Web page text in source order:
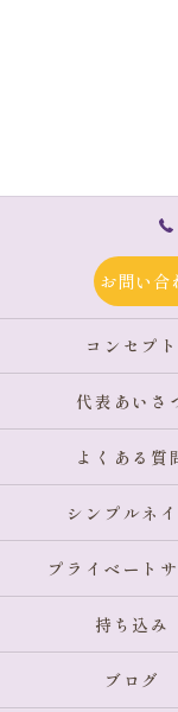
お問い合
コンセプト
代表あいさ
よくある質
シンプルネ
プライベート
持ち込み
ブログ